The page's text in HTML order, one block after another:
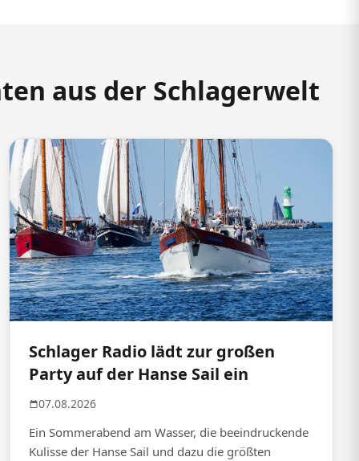
aus der Schlagerwelt
Schlager Radio lädt zur großen
Party auf der Hanse Sail ein
07.08.2026
Ein Sommerabend am Wasser, die beeindruckende
Kulisse der Hanse Sail und dazu die größten